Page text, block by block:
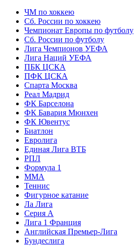
ЧМ по хоккею
Сб. России по хоккею
Чемпионат Европы по футболу
Сб. России по футболу
Лига Чемпионов УЕФА
Лига Наций УЕФА
ПБК ЦСКА
ПФК ЦСКА
Спарта Москва
Реал Мадрид
ФК Барселона
ФК Бавария Мюнхен
ФК Ювентус
Биатлон
Евролига
Единая Лига ВТБ
РПЛ
Формула 1
MMA
Теннис
Фигурное катание
Ла Лига
Серия А
Лига 1 Франция
Английская Премьер-Лига
Бундеслига